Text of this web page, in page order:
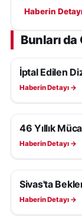
topladı ve
Haberin
Bunları
KÜLTÜR, SANAT VE
İptal Edilen
Haberin Detayı →
KÜLTÜR, SANAT VE
46 Yıllık
Haberin Detayı →
KÜLTÜR, SANAT
Sivas'ta
Haberin Detayı →